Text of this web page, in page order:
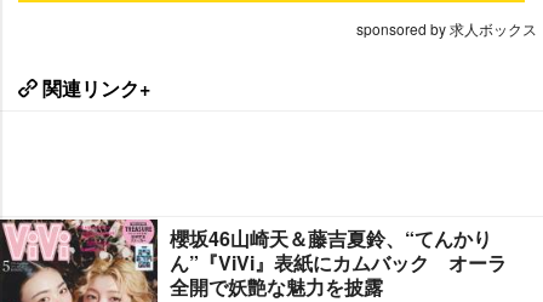
sponsored by 求人ボックス
関連リンク+
櫻坂46山崎天＆藤吉夏鈴、“てんかり
ん”『ViVi』表紙にカムバック オーラ
全開で妖艶な魅力を披露